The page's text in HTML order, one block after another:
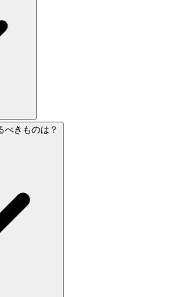
べきものは？